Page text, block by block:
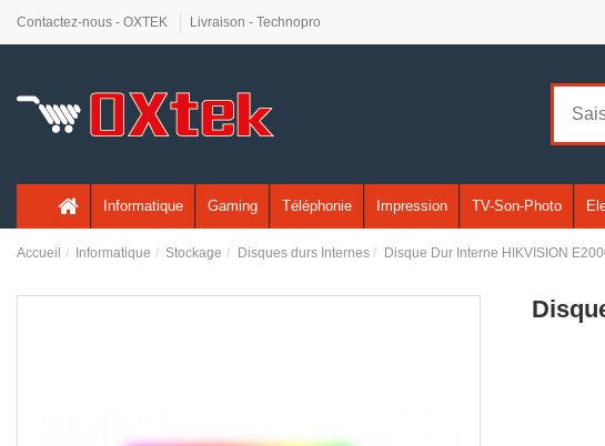
Contactez-nous - OXTEK Livraison - Technopro
Informatique Gaming Téléphonie Impression TV-Son-Photo
Accueil Informatique Stockage Disques durs Internes Disque Dur Interne HIKVISION